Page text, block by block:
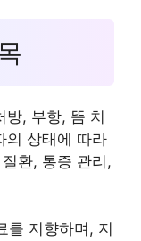
방, 부항, 뜸 치
의 상태에 따라
환, 통증 관리,
를 지향하며, 지